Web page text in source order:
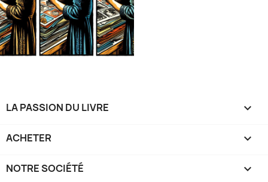
LA PASSION DU LIVRE 
ACHETER 
NOTRE SOCIÉTÉ 